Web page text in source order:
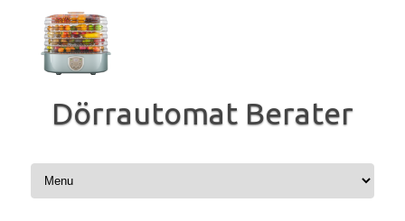
Inhalt
springen
Dörrautomat Berater